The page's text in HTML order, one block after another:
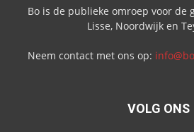
Bo is de publieke omroep voor de
Lisse, Noordwijk en
Neem contact met ons op:
VOLG ONS